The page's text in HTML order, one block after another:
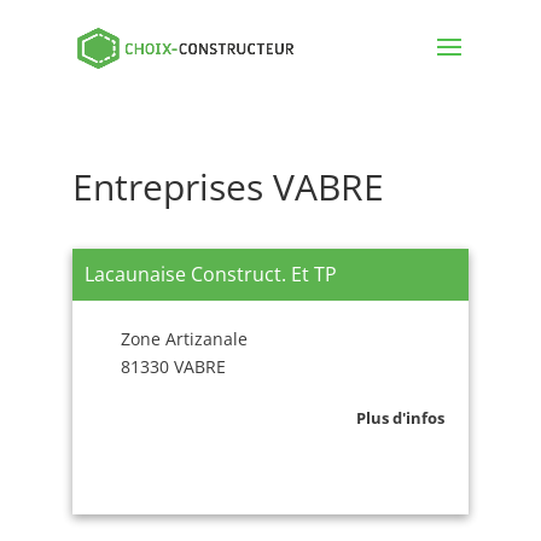
Entreprises VABRE
Lacaunaise Construct. Et TP
Zone Artizanale
81330 VABRE
Plus d'infos